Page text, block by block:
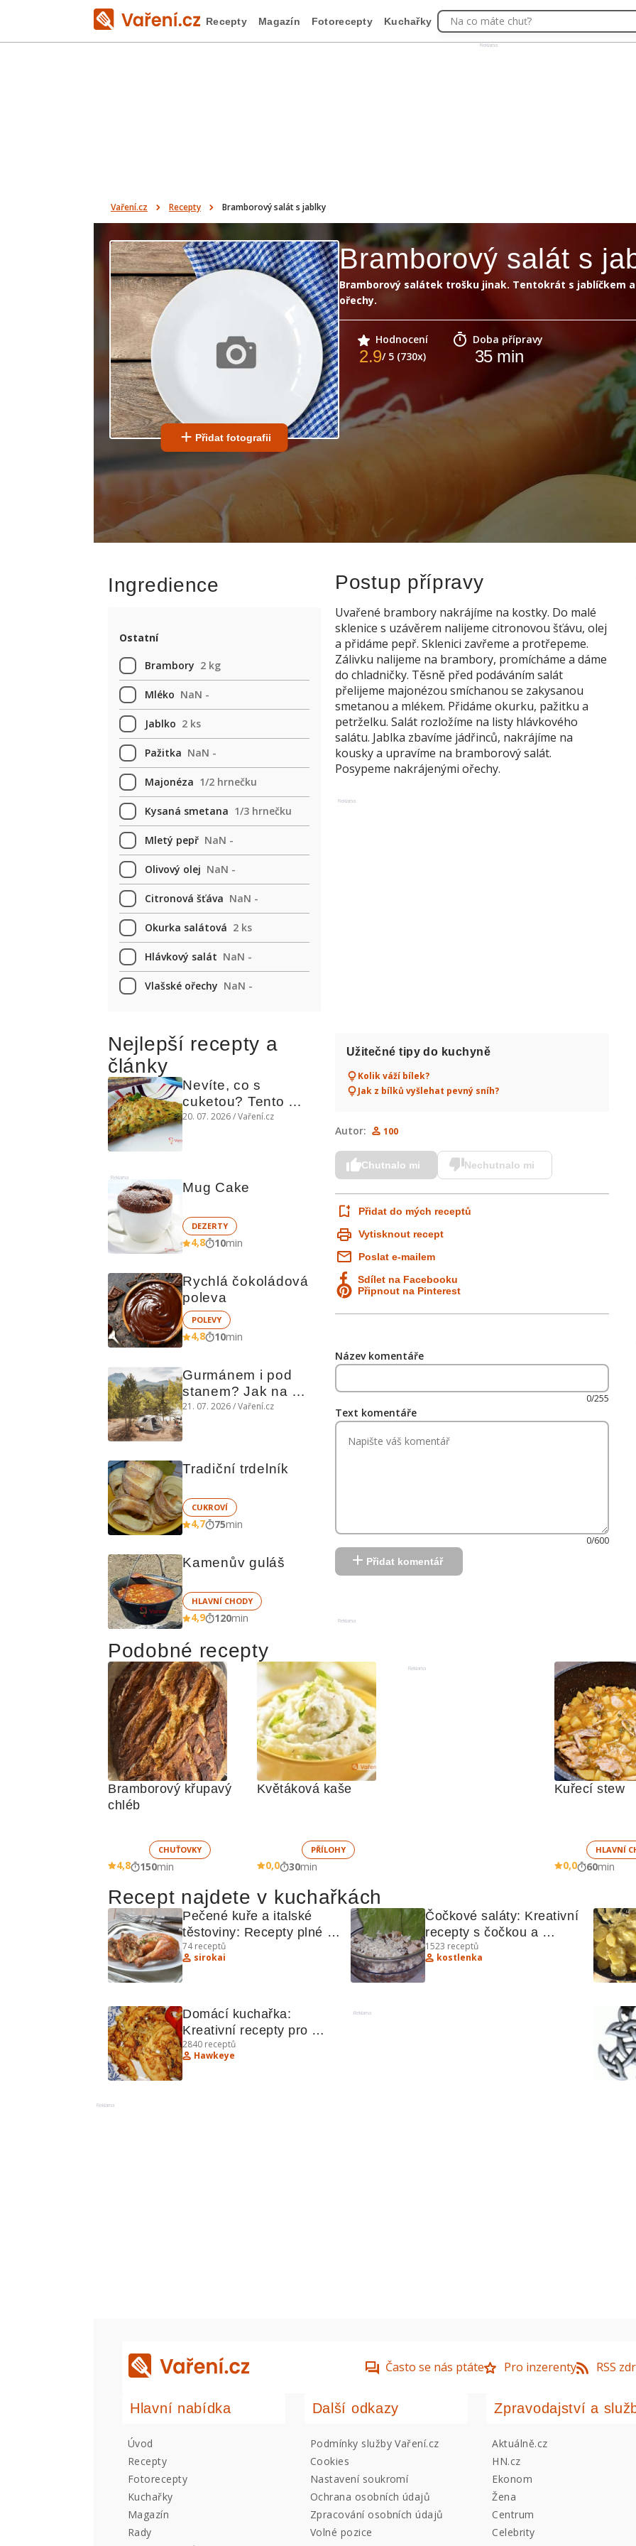
Reklama
Recepty Magazín Fotorecepty Kuchařky Na co máte chuť?
Vaření.cz Recepty Bramborový salát s jablky
Přidat fotografii
Bramborový salát s
Bramborový salátek trošku jinak. Tentokrát s jablíčkem
ořechy.
Hodnocení
2.9/ 5 (730x)
Doba přípravy
35min
Ingredience
Ostatní
Brambory 2 kg
Mléko NaN -
Jablko 2 ks
Pažitka NaN -
Majonéza 1/2 hrnečku
Kysaná smetana 1/3 hrnečku
Mletý pepř NaN -
Olivový olej NaN -
Citronová šťáva NaN -
Okurka salátová 2 ks
Hlávkový salát NaN -
Vlašské ořechy NaN -
Nejlepší recepty a
články
Nevíte, co s
cuketou? Tento
levný slaný koláč
20. 07. 2026 / Vaření.cz
Reklama
Mug Cake
DEZERTY
4,8 10min
Rychlá čokoládová
poleva
POLEVY
4,8 10min
Gurmánem i pod
stanem? Jak na
polní kuchyni a na
21. 07. 2026 / Vaření.cz
Tradiční trdelník
CUKROVÍ
4,7 75min
Kamenův guláš
HLAVNÍ CHODY
4,9 120min
Postup přípravy
Uvařené brambory nakrájíme na kostky. Do malé
sklenice s uzávěrem nalijeme citronovou šťávu, olej
a přidáme pepř. Sklenici zavřeme a protřepeme.
Zálivku nalijeme na brambory, promícháme a dáme
do chladničky. Těsně před podáváním salát
přelijeme majonézou smíchanou se zakysanou
smetanou a mlékem. Přidáme okurku, pažitku a
petrželku. Salát rozložíme na listy hlávkového
salátu. Jablka zbavíme jádřinců, nakrájíme na
kousky a upravíme na bramborový salát.
Posypeme nakrájenými ořechy.
Reklama
Užitečné tipy do kuchyně
Kolik váží bílek?
Jak z bílků vyšlehat pevný sníh?
Autor: 100
Chutnalo mi Nechutnalo mi
Přidat do mých receptů
Vytisknout recept
Poslat e-mailem
Sdílet na Facebooku
Připnout na Pinterest
Název komentáře
0/255
Text komentáře
0/600
Přidat komentář
Reklama
Podobné recepty
Bramborový křupavý
chléb
CHUŤOVKY
4,8 150min
Květáková kaše
PŘÍLOHY
0,0 30min
Reklama
HLAVNÍ
0,0 60min
Recept najdete v kuchařkách
Pečené kuře a italské
těstoviny: Recepty plné
chuti
74receptů
sirokai
Čočkové saláty: Kreativní
recepty s čočkou a
kuřecím masem
1523 receptů
kostlenka
Domácí kuchařka:
Kreativní recepty pro
každý den
2840 receptů
Hawkeye
Reklama
Reklama
Často se nás ptáte Pro inzerenty RSS
Hlavní nabídka
Úvod
Recepty
Fotorecepty
Kuchařky
Magazín
Rady
Další odkazy
Podmínky služby Vaření.cz
Cookies
Nastavení soukromí
Ochrana osobních údajů
Zpracování osobních údajů
Volné pozice
Zpravodajství a
Aktuálně.cz
HN.cz
Ekonom
Žena
Centrum
Celebrity